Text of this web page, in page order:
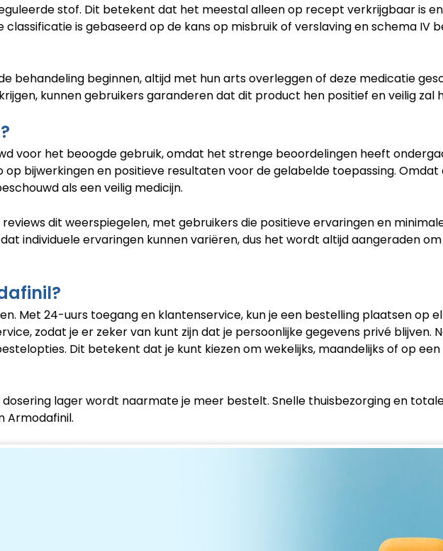
stof. Dit betekent dat het meestal alleen op recept verkrijgbaar is
classificatie is gebaseerd op de kans op misbruik of verslaving en schema IV
behandeling beginnen, altijd met hun arts overleggen of deze medicatie
kunnen gebruikers garanderen dat dit product hen positief en veilig zal
voor het beoogde gebruik, omdat het strenge beoordelingen heeft
bijwerkingen en positieve resultaten voor de gelabelde toepassing.
als een veilig medicijn.
dit weerspiegelen, met gebruikers die positieve ervaringen en
individuele ervaringen kunnen variëren, dus het wordt altijd aangeraden
Met 24-uurs toegang en klantenservice, kun je een bestelling plaatsen op
zodat je er zeker van kunt zijn dat je persoonlijke gegevens privé blijven.
Dit betekent dat je kunt kiezen om wekelijks, maandelijks of op
lager wordt naarmate je meer bestelt. Snelle thuisbezorging en
Armodafinil.